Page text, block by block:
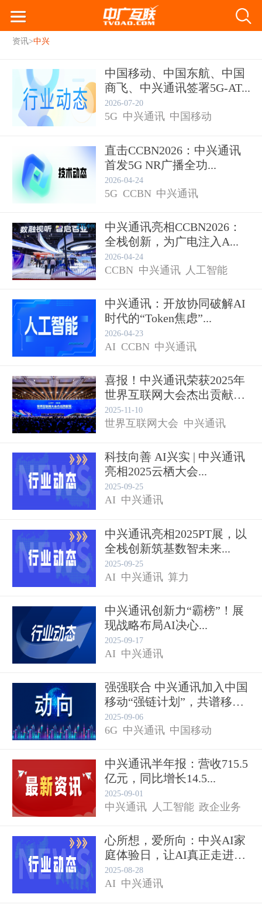
资讯>中兴
中国移动、中国东航、中国
商飞、中兴通讯签署5G-AT...
2026-07-20
5G 中兴通讯 中国移动
直击CCBN2026：中兴通讯
首发5G NR广播全功...
2026-04-24
5G CCBN 中兴通讯
中兴通讯亮相CCBN2026：
全栈创新，为广电注入A...
2026-04-24
CCBN 中兴通讯 人工智能
中兴通讯：开放协同破解AI
时代的“Token焦虑”...
2026-04-23
AI CCBN 中兴通讯
喜报！中兴通讯荣获2025年
世界互联网大会杰出贡献
奖...
2025-11-10
世界互联网大会 中兴通讯
科技向善 AI兴实 | 中兴通讯
亮相2025云栖大会...
2025-09-25
AI 中兴通讯
中兴通讯亮相2025PT展，以
全栈创新筑基数智未来...
2025-09-25
AI 中兴通讯 算力
中兴通讯创新力“霸榜”！展
现战略布局AI决心...
2025-09-17
AI 中兴通讯
强强联合 中兴通讯加入中国
移动“强链计划”，共谱移
动...
2025-09-06
6G 中兴通讯 中国移动
低空经济
中兴通讯半年报：营收715.5
亿元，同比增长14.5...
2025-09-01
中兴通讯 人工智能 政企业务
心所想，爱所向：中兴AI家
庭体验日，让AI真正走进
千...
2025-08-28
AI 中兴通讯